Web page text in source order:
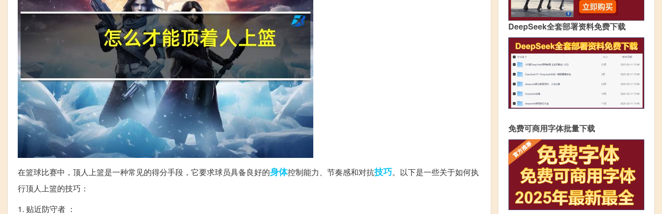
在篮球比赛中，顶人上篮是一种常见的得分手段，它要求球员具备良好的身体控制能力、节奏感和对抗技巧。以下是一些关于如何执
行顶人上篮的技巧：
1. 贴近防守者 ：
DeepSeek全套部署资料免费下载
免费可商用字体批量下载